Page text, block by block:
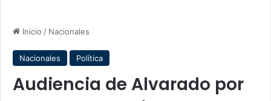
Inicio / Nacionales
Nacionales Política
Audiencia de Alvarado por